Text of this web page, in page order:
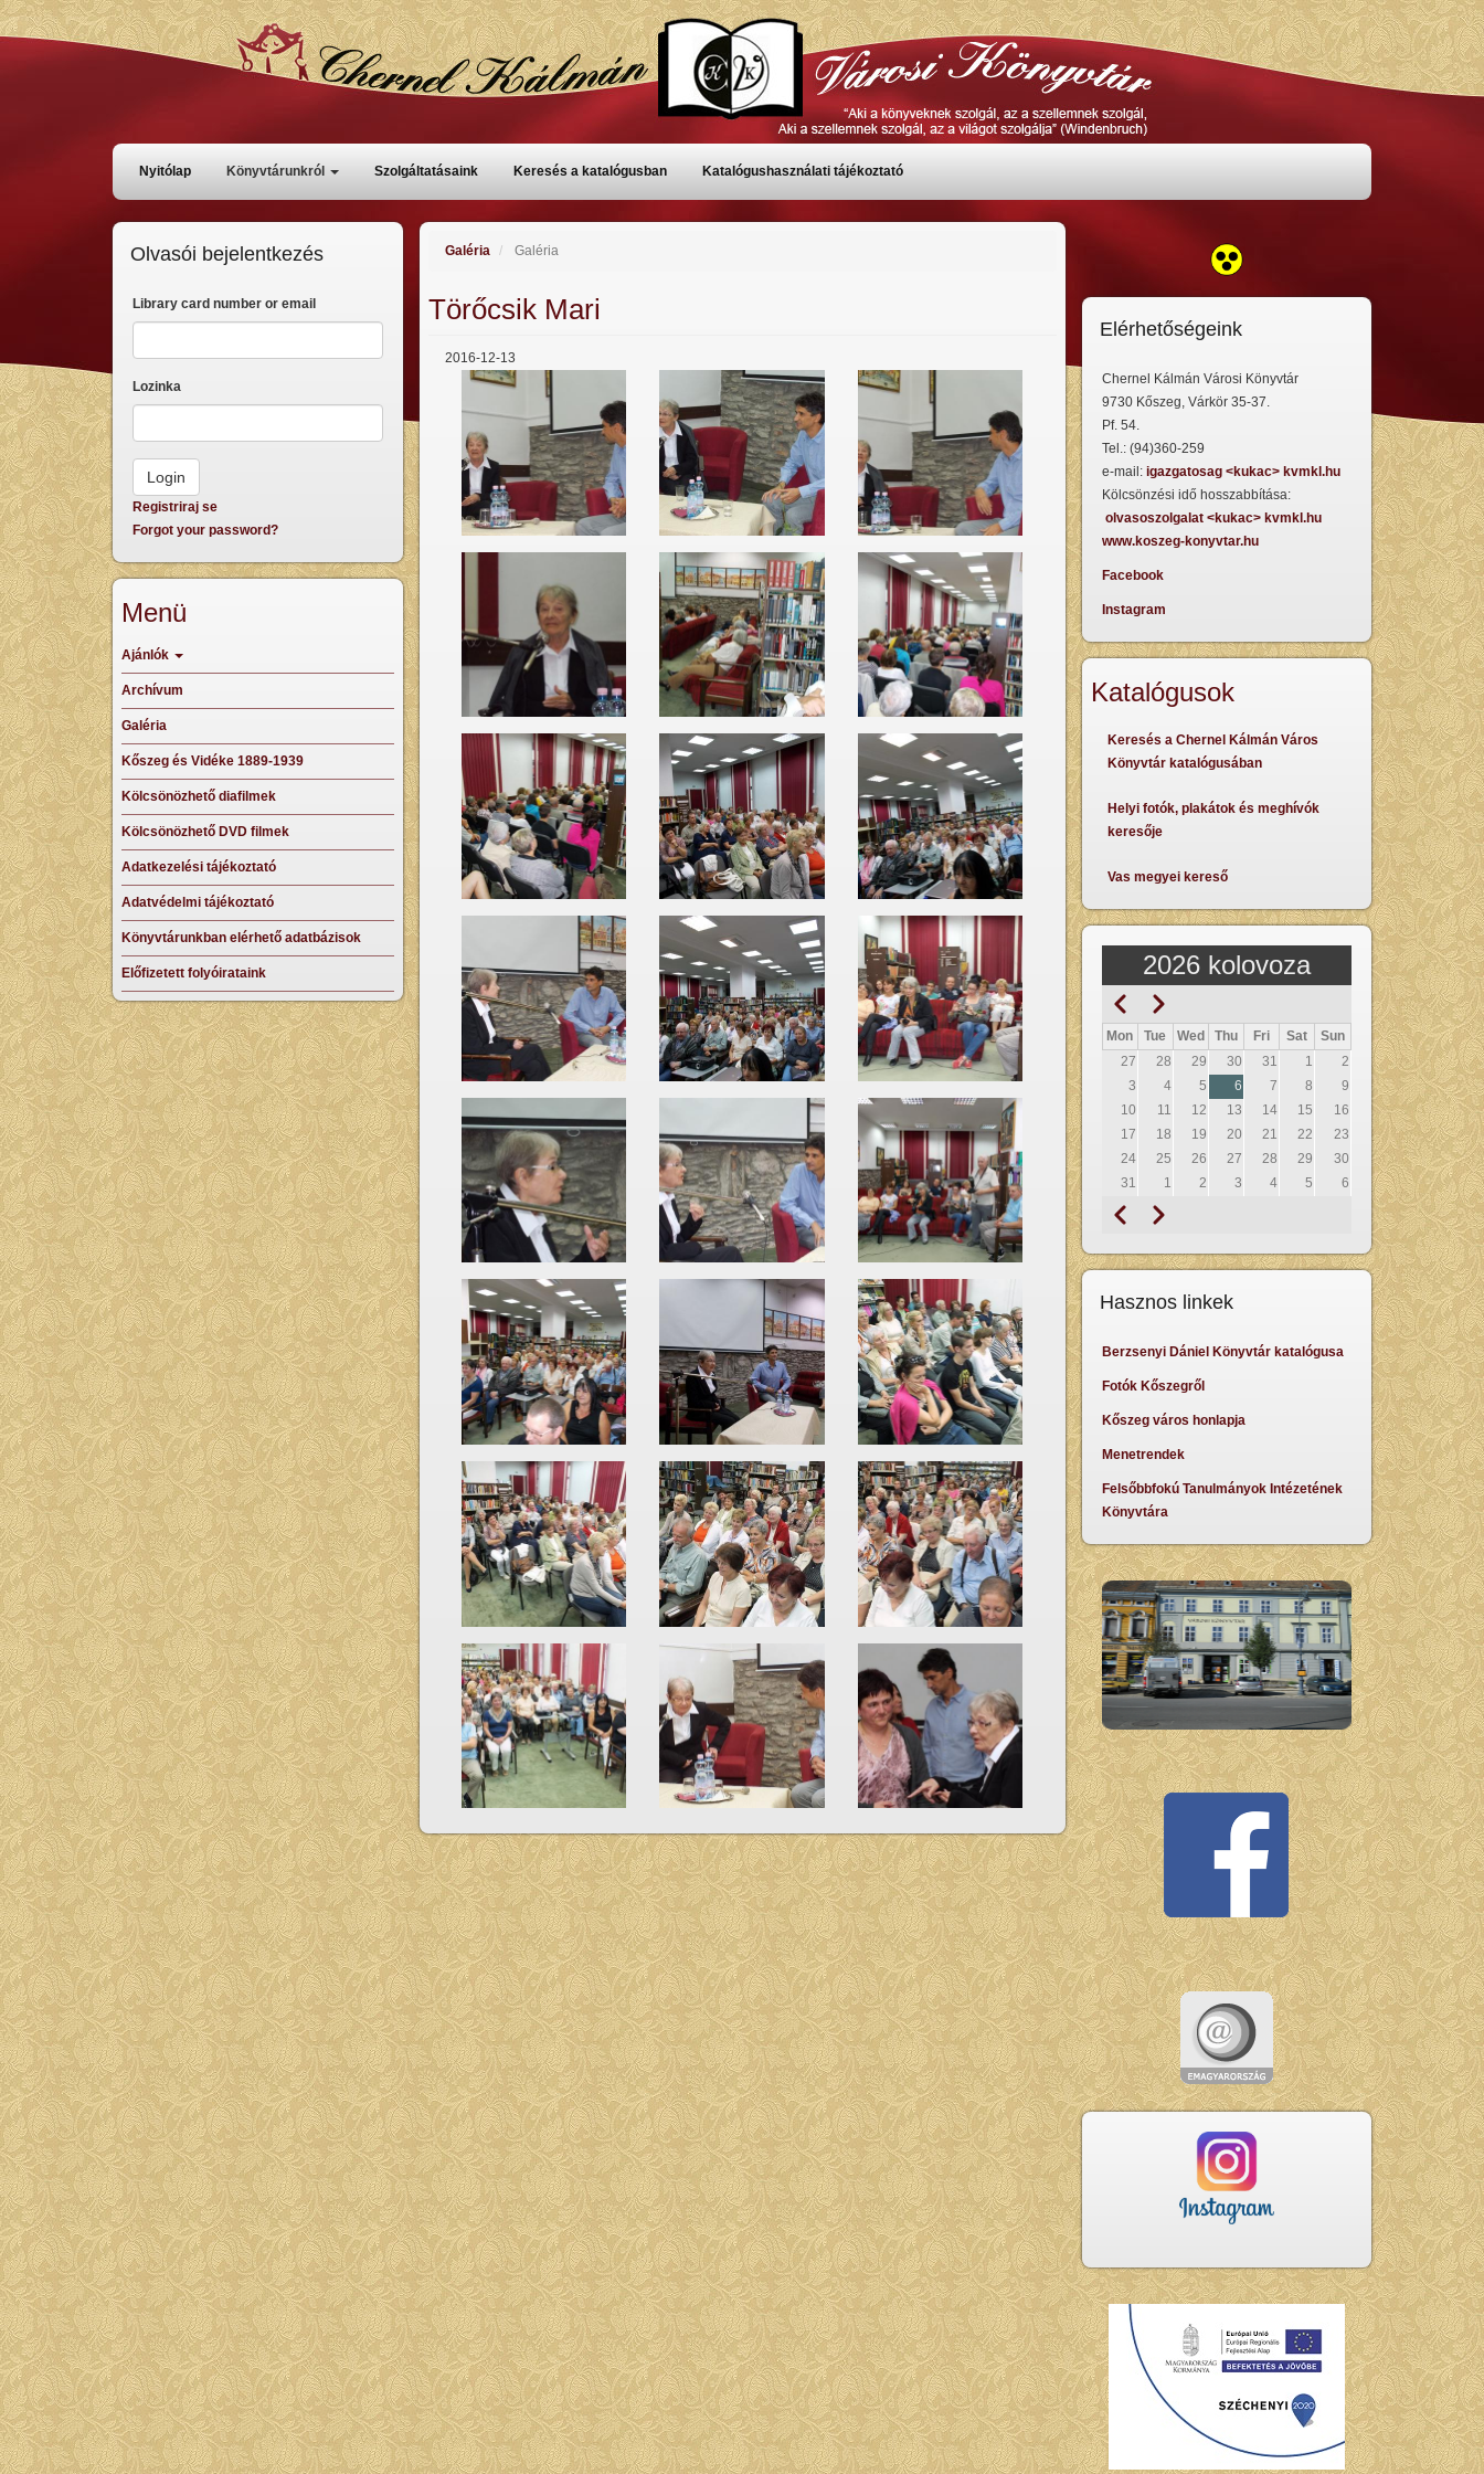
Skoči
Főmenü
Nyitólap Könyvtárunkról Szolgáltatásaink Keresés a katalógusban Katalógushasználati tájékoztató
Galéria Galéria
Törőcsik Mari
2016-12-13
Olvasói bejelentkezés
Library card number or email
Lozinka
Registriraj se
Forgot your password?
Menü
Ajánlók
Archívum
Galéria
Kőszeg és Vidéke 1889-1939
Kölcsönözhető diafilmek
Kölcsönözhető DVD filmek
Adatkezelési tájékoztató
Adatvédelmi tájékoztató
Könyvtárunkban elérhető adatbázisok
Előfizetett folyóirataink
Elérhetőségeink
Chernel Kálmán Városi Könyvtár
9730 Kőszeg, Várkör 35-37.
Pf. 54.
Tel.: (94)360-259
e-mail: igazgatosag <kukac> kvmkl.hu
Kölcsönzési idő hosszabbítása:
olvasoszolgalat <kukac> kvmkl.hu
www.koszeg-konyvtar.hu
Facebook
Instagram
Katalógusok
Keresés a Chernel Kálmán Város
Könyvtár katalógusában
Helyi fotók, plakátok és meghívók
keresője
Vas megyei kereső
2026 kolovoza
Pagination
PrethodnaSljedeći
Mon Tue Wed Thu Fri Sat
Sun
27
28 29 30 31 1
2
3
4 5 6 7 8
9
10
11 12 13 14 15
16
17
18 19 20 21 22
23
24
25 26 27 28 29
30
31
1 2 3 4 5 6
Pagination
PrethodnaSljedeći
Hasznos linkek
Berzsenyi Dániel Könyvtár katalógusa
Fotók Kőszegről
Kőszeg város honlapja
Menetrendek
Felsőbbfokú Tanulmányok Intézetének
Könyvtára